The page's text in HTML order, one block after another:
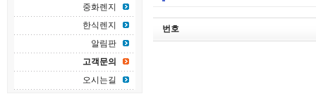
중화렌지
한식렌지
알림판
고객문의
오시는길
번호